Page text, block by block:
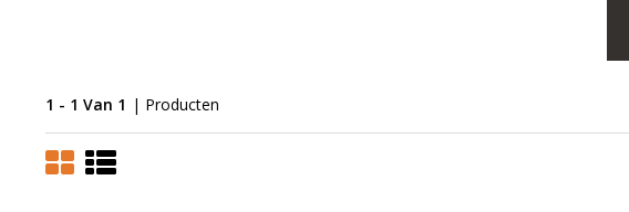
1 - 1 Van 1 | Producten